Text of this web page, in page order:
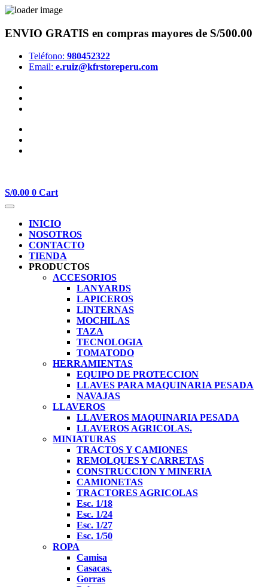
ENVIO GRATIS en compras mayores de S/500.00
Teléfono: 980452322
Email: e.ruiz@kfrstoreperu.com
S/0.00 0 Cart
INICIO
NOSOTROS
CONTACTO
TIENDA
PRODUCTOS
ACCESORIOS
LANYARDS
LAPICEROS
LINTERNAS
MOCHILAS
TAZA
TECNOLOGIA
TOMATODO
HERRAMIENTAS
EQUIPO DE PROTECCION
LLAVES PARA MAQUINARIA PESADA
NAVAJAS
LLAVEROS
LLAVEROS MAQUINARIA PESADA
LLAVEROS AGRICOLAS.
MINIATURAS
TRACTOS Y CAMIONES
REMOLQUES Y CARRETAS
CONSTRUCCION Y MINERIA
CAMIONETAS
TRACTORES AGRICOLAS
Esc. 1/18
Esc. 1/24
Esc. 1/27
Esc. 1/50
ROPA
Camisa
Casacas.
Gorras